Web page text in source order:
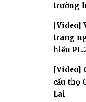
trường
[Video]
trang
hiếu
[Video]
cầu thọ
Lai